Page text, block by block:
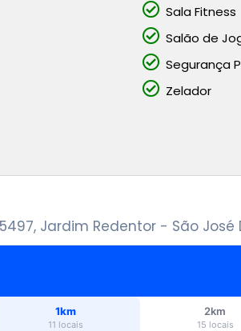
Sala Fitness
Salão de
Segurança
Zelador
Jardim Redentor - São José
1km
11 locais
2km
15 locais